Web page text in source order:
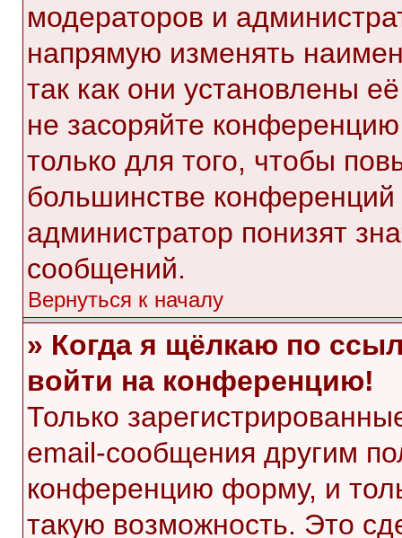
модераторов и
напрямую изменять
так как они установлены
не засоряйте
только для того, чтобы
большинстве
администратор понизят
сообщений.
Вернуться к началу
» Когда я щёлкаю по
войти на конференцию!
Только
email-сообщения другим
конференцию форму, и
такую возможность. Это